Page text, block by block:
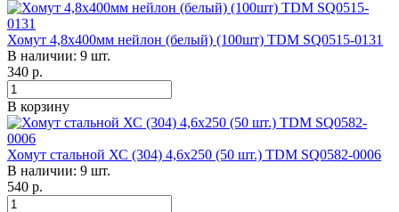
Хомут 4,8х400мм нейлон (белый) (100шт) TDM SQ0515-0131
В наличии: 9 шт.
340 р.
В корзину
Хомут стальной ХС (304) 4,6х250 (50 шт.) TDM SQ0582-0006
В наличии: 9 шт.
540 р.